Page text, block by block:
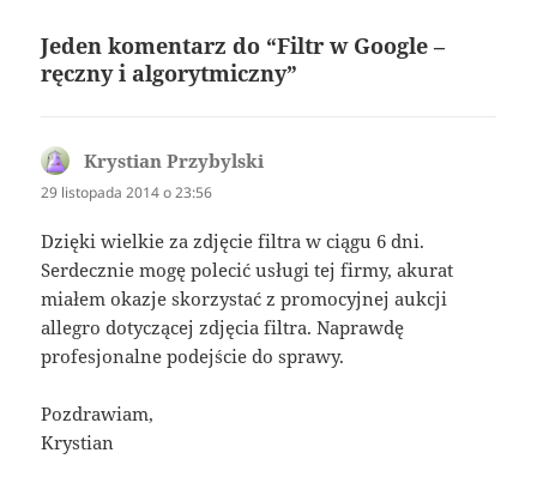
Jeden komentarz do “Filtr w Google –
ręczny i algorytmiczny”
Krystian Przybylski
29 listopada 2014 o 23:56
Dzięki wielkie za zdjęcie filtra w ciągu 6 dni.
Serdecznie mogę polecić usługi tej firmy, akurat
miałem okazje skorzystać z promocyjnej aukcji
allegro dotyczącej zdjęcia filtra. Naprawdę
profesjonalne podejście do sprawy.
Pozdrawiam,
Krystian